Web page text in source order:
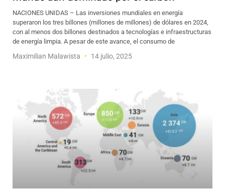
NACIONES UNIDAS – Las inversiones mundiales en energía
superaron los tres billones (millones de millones) de dólares en 2024,
con al menos dos billones destinados a tecnologías e infraestructuras
de energía limpia. A pesar de este avance, el consumo de
Maximilian Malawista 14 julio, 2025